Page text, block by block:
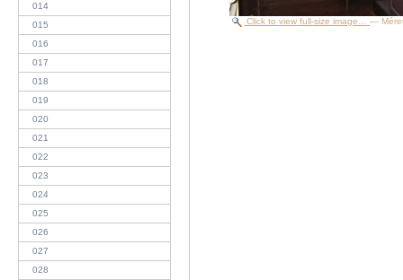
014
015
016
017
018
019
020
021
022
023
024
025
026
027
028
Click to view full-size image… —